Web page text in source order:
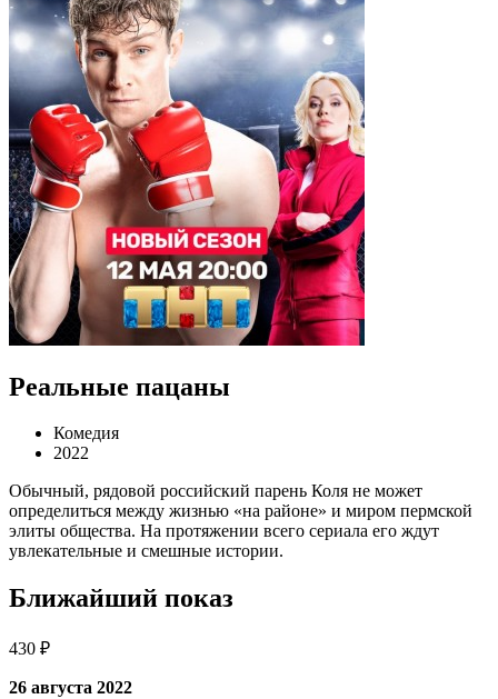
Реальные пацаны
Комедия
2022
Обычный, рядовой российский парень Коля не может
определиться между жизнью «на районе» и миром пермской
элиты общества. На протяжении всего сериала его ждут
увлекательные и смешные истории.
Ближайший показ
430 ₽
26 августа 2022